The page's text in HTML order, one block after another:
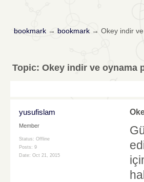
bookmark→ bookmark→ Okey indir
Topic: Okey indir ve oynama
yusufislam
Member
Status: Offline
Posts: 9
Date: Oct 21, 2015